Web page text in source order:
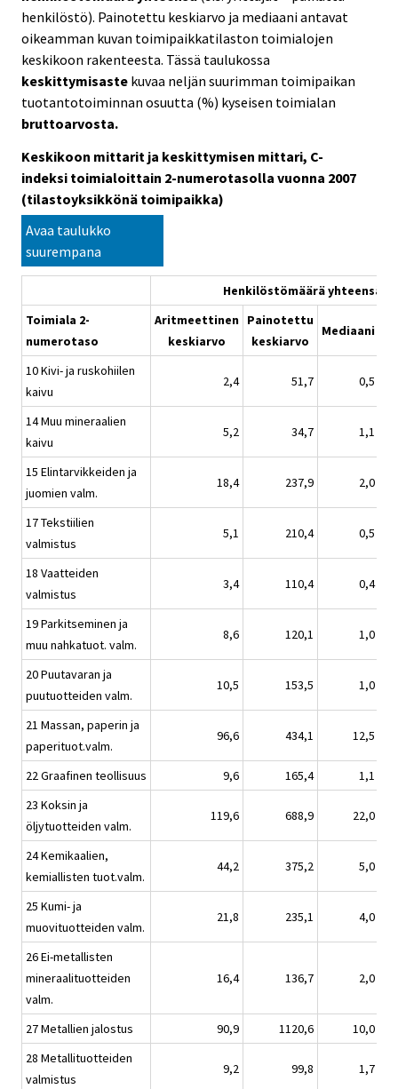
henkilöstö). Painotettu keskiarvo ja mediaani antavat
oikeamman kuvan toimipaikkatilaston toimialojen
keskikoon rakenteesta. Tässä taulukossa
keskittymisaste kuvaa neljän suurimman toimipaikan
tuotantotoiminnan osuutta (%) kyseisen toimialan
bruttoarvosta.
Keskikoon mittarit ja keskittymisen mittari, C-
indeksi toimialoittain 2-numerotasolla vuonna 2007
(tilastoyksikkönä toimipaikka)
Avaa taulukko
suurempana
Henkilöstömäärä yhteensä
Toimiala 2-
numerotaso
Aritmeettinen
keskiarvo
Painotettu
keskiarvo
Mediaani
10 Kivi- ja ruskohiilen
kaivu
2,4 51,7 0,5
14 Muu mineraalien
kaivu
5,2 34,7 1,1
15 Elintarvikkeiden ja
juomien valm.
18,4 237,9 2,0
17 Tekstiilien
valmistus
5,1 210,4 0,5
18 Vaatteiden
valmistus
3,4 110,4 0,4
19 Parkitseminen ja
muu nahkatuot. valm.
8,6 120,1 1,0
20 Puutavaran ja
puutuotteiden valm.
10,5 153,5 1,0
21 Massan, paperin ja
paperituot.valm.
96,6 434,1 12,5
22 Graafinen teollisuus 9,6 165,4
1,1
23 Koksin ja
öljytuotteiden valm.
119,6 688,9 22,0
24 Kemikaalien,
kemiallisten tuot.valm.
44,2 375,2 5,0
25 Kumi- ja
muovituotteiden valm.
21,8 235,1 4,0
26 Ei-metallisten
mineraalituotteiden
valm.
16,4 136,7 2,0
27 Metallien jalostus 90,9 1120,6
10,0
28 Metallituotteiden
valmistus
9,2 99,8 1,7